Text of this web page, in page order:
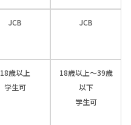
JCB JCB
18歳以上
学生可
18歳以上～39歳
以下
学生可